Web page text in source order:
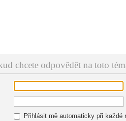
chcete odpovědět na toto
Přihlásit mě automaticky při každé